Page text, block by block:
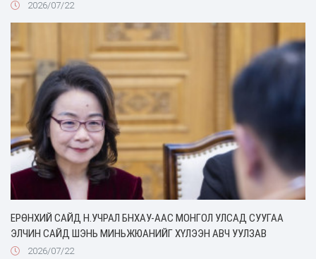
2026/07/22
ЕРӨНХИЙ САЙД Н.УЧРАЛ БНХАУ-ААС МОНГОЛ УЛСАД СУУГАА
ЭЛЧИН САЙД ШЭНЬ МИНЬЖЮАНИЙГ ХҮЛЭЭН АВЧ УУЛЗАВ
2026/07/22